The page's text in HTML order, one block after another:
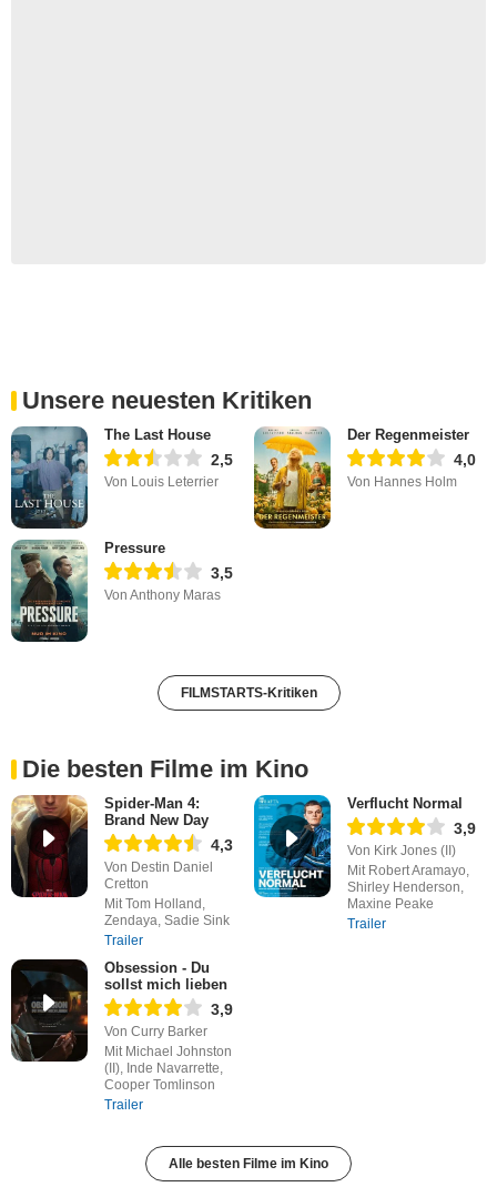
Unsere neuesten Kritiken
The Last House
2,5
Von Louis Leterrier
Der Regenmeister
4,0
Von Hannes Holm
Pressure
3,5
Von Anthony Maras
FILMSTARTS-Kritiken
Die besten Filme im Kino
Spider-Man 4:
Brand New Day
4,3
Von Destin Daniel
Cretton
Mit Tom Holland,
Zendaya, Sadie Sink
Trailer
Verflucht Normal
3,9
Von Kirk Jones (II)
Mit Robert Aramayo,
Shirley Henderson,
Maxine Peake
Trailer
Obsession - Du
sollst mich lieben
3,9
Von Curry Barker
Mit Michael Johnston
(II), Inde Navarrette,
Cooper Tomlinson
Trailer
Alle besten Filme im Kino